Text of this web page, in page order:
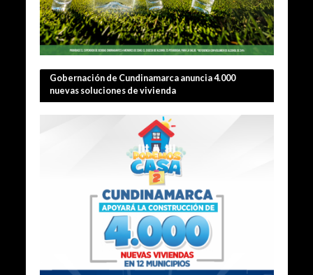
Gobernación de Cundinamarca anuncia 4.000
nuevas soluciones de vivienda